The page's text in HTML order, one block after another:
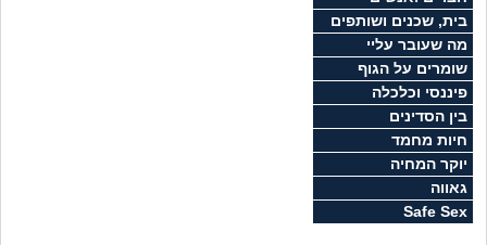
בית, שכנים ושותפים
מה שעובר עליי
שומרים על הגוף
פיננסי וכלכלה
בין הסדינים
חיות מחמד
יוקר המחיה
גאווה
Safe Sex